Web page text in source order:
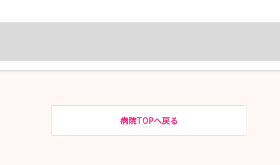
病院TOPへ戻る